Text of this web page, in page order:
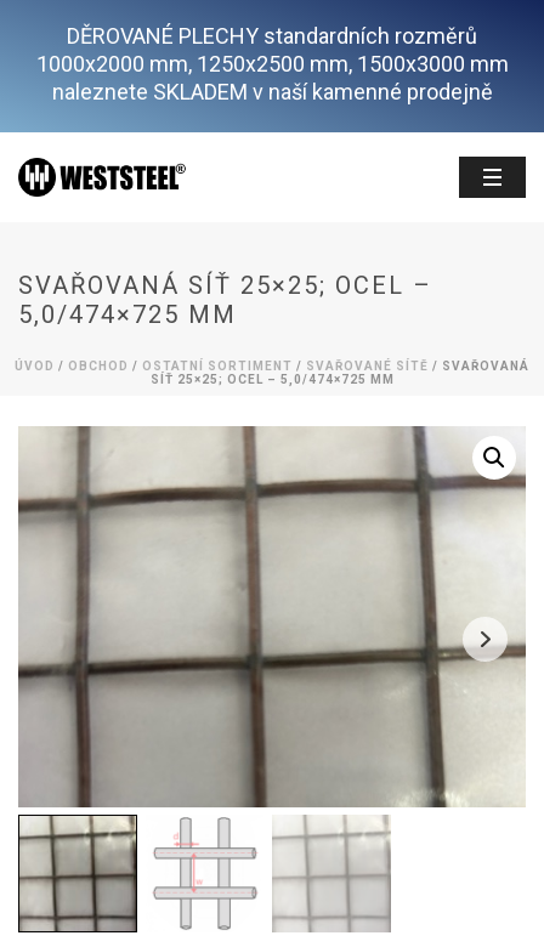
DĚROVANÉ PLECHY standardních rozměrů
1000x2000 mm, 1250x2500 mm, 1500x3000 mm
naleznete SKLADEM v naší kamenné prodejně
SVAŘOVANÁ SÍŤ 25×25; OCEL –
5,0/474×725 MM
ÚVOD / OBCHOD / OSTATNÍ SORTIMENT / SVAŘOVANÉ SÍTĚ / SVAŘOVANÁ
SÍŤ 25×25; OCEL – 5,0/474×725 MM